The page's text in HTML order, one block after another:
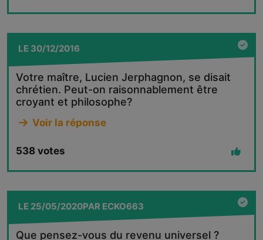
LE 30/12/2016
Votre maître, Lucien Jerphagnon, se disait
chrétien. Peut-on raisonnablement être
croyant et philosophe?
Voir la réponse
538 votes
LE 25/05/2020PAR ECKO663
Que pensez-vous du revenu universel ?